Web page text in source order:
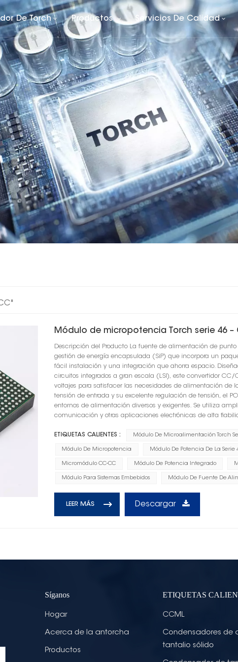
De Torch Productos Servicios De Calidad
Módulo de micropotencia Torch serie 46 –
Descripción del Producto La fuente de alimentación de
gestión de energía encapsulada (SiP) que incorpora un
fácil instalación y una integración que ahorra espacio.
circuitos integrados a gran escala (LSI), este convertidor
voltajes para satisfacer las necesidades de alimentación de
tensión de entrada y su excelente regulación de tensión, el
entornos de alimentación diversos y exigentes. Se utiliza
comunicación y otras aplicaciones electrónicas de alta
ETIQUETAS CALIENTES : Módulo De Microalimentación Torch
Módulo De Micropotencia Módulo De Potencia De La Serie
Micromódulo CC-CC Módulo De Potencia Integrado
Módulo Para Sistemas Embebidos Módulo De Fuente De
LEER MÁS Descargar
Síganos
Hogar
Acerca de la antorcha
Productos
ETIQUETAS
CCML
Condensadores de
tantalio sólido